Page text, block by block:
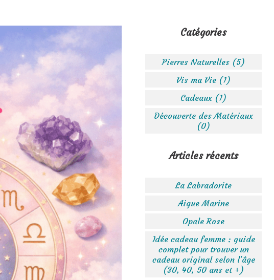
Catégories
Pierres Naturelles (5)
Vis ma Vie (1)
Cadeaux (1)
Découverte des Matériaux
(0)
Articles récents
La Labradorite
Aigue Marine
Opale Rose
Idée cadeau femme : guide
complet pour trouver un
cadeau original selon l’âge
(30, 40, 50 ans et +)